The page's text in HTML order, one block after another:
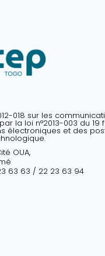
018 sur les
la loi n°2013-003 du
électroniques et des
OUA,
63 63 / 22 23 63 94